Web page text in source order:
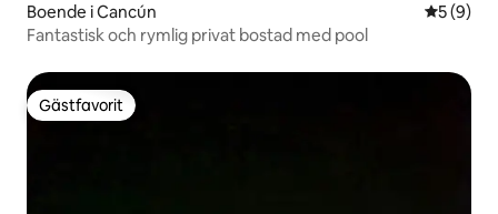
Boende i Cancún 5 av 5 i
5 (9)
Fantastisk och rymlig privat bostad med pool
Gästfavorit
Gästfavorit